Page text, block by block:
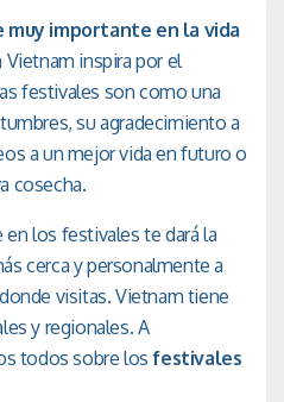
muy importante en la vida
inspira por el
festivales son como una
su agradecimiento a
a un mejor vida en futuro o
cosecha.
en los festivales te dará la
cerca y personalmente a
visitas. Vietnam tiene
y regionales. A
todos sobre losfestivales